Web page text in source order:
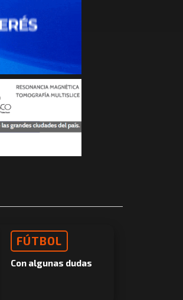
FÚTBOL
Con algunas dudas